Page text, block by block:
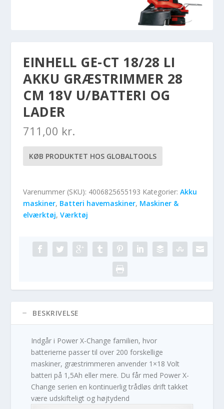
EINHELL GE-CT 18/28 LI
AKKU GRÆSTRIMMER 28
CM 18V U/BATTERI OG
LADER
711,00 kr.
KØB PRODUKTET HOS GLOBALTOOLS
Varenummer (SKU): 4006825655193 Kategorier:Akku
maskiner, Batteri havemaskiner, Maskiner &
elværktøj,Værktøj
BESKRIVELSE
Indgår i Power X-Change familien, hvor
batterierne passer til over 200 forskellige
maskiner, græstrimmeren anvender 1×18 Volt
batteri på 1,5Ah eller mere. Du får med Power X-
Change serien en kontinuerlig trådløs drift takket
være udskifteligt og højtydend